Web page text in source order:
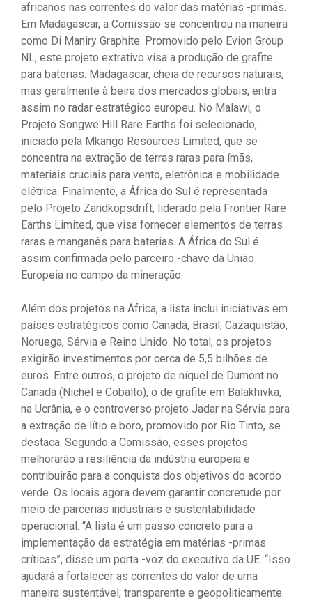
africanos nas correntes do valor das matérias -primas.
Em Madagascar, a Comissão se concentrou na maneira
como Di Maniry Graphite. Promovido pelo Evion Group
NL, este projeto extrativo visa a produção de grafite
para baterias. Madagascar, cheia de recursos naturais,
mas geralmente à beira dos mercados globais, entra
assim no radar estratégico europeu. No Malawi, o
Projeto Songwe Hill Rare Earths foi selecionado,
iniciado pela Mkango Resources Limited, que se
concentra na extração de terras raras para ímãs,
materiais cruciais para vento, eletrônica e mobilidade
elétrica. Finalmente, a África do Sul é representada
pelo Projeto Zandkopsdrift, liderado pela Frontier Rare
Earths Limited, que visa fornecer elementos de terras
raras e manganês para baterias. A África do Sul é
assim confirmada pelo parceiro -chave da União
Europeia no campo da mineração.
Além dos projetos na África, a lista inclui iniciativas em
países estratégicos como Canadá, Brasil, Cazaquistão,
Noruega, Sérvia e Reino Unido. No total, os projetos
exigirão investimentos por cerca de 5,5 bilhões de
euros. Entre outros, o projeto de níquel de Dumont no
Canadá (Nichel e Cobalto), o de grafite em Balakhivka,
na Ucrânia, e o controverso projeto Jadar na Sérvia para
a extração de lítio e boro, promovido por Rio Tinto, se
destaca. Segundo a Comissão, esses projetos
melhorarão a resiliência da indústria europeia e
contribuirão para a conquista dos objetivos do acordo
verde. Os locais agora devem garantir concretude por
meio de parcerias industriais e sustentabilidade
operacional. “A lista é um passo concreto para a
implementação da estratégia em matérias -primas
críticas”, disse um porta -voz do executivo da UE. “Isso
ajudará a fortalecer as correntes do valor de uma
maneira sustentável, transparente e geopoliticamente